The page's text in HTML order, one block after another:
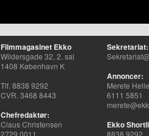
Filmmagasinet Ekko
Wildersgade 32, 2. sal
1408 København K
Tlf. 8838 9292
CVR. 3468 8443
Chefredaktør:
Claus Christensen
2729 0011
Sekretariat:
Annoncer:
Merete
6111 5851
Ekko
8838 9292